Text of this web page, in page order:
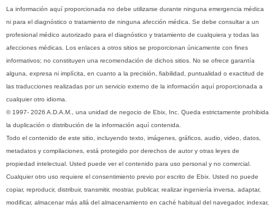
La información aquí proporcionada no debe utilizarse durante ninguna emergencia médica
ni para el diagnóstico o tratamiento de ninguna afección médica. Se debe consultar a un
profesional médico autorizado para el diagnóstico y tratamiento de cualquiera y todas las
afecciones médicas. Los enlaces a otros sitios se proporcionan únicamente con fines
informativos; no constituyen una recomendación de dichos sitios. No se ofrece garantía
alguna, expresa ni implícita, en cuanto a la precisión, fiabilidad, puntualidad o exactitud de
las traducciones realizadas por un servicio externo de la información aquí proporcionada a
cualquier otro idioma.
© 1997- 2026 A.D.A.M., una unidad de negocio de Ebix, Inc. Queda estrictamente prohibida
la duplicación o distribución de la información aquí contenida.
Todo el contenido de este sitio, incluyendo texto, imágenes, gráficos, audio, video, datos,
metadatos y compilaciones, está protegido por derechos de autor y otras leyes de
propiedad intelectual. Usted puede ver el contenido para uso personal y no comercial.
Cualquier otro uso requiere el consentimiento previo por escrito de Ebix. Usted no puede
copiar, reproducir, distribuir, transmitir, mostrar, publicar, realizar ingeniería inversa, adaptar,
modificar, almacenar más allá del almacenamiento en caché habitual del navegador, indexar,